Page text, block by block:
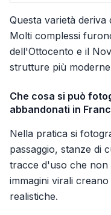
Questa varietà deriva
Molti complessi
dell'Ottocento e il
strutture più
Che cosa si può
abbandonati in
Nella pratica si
passaggio, stanze di
tracce d'uso che non
immagini virali
realistiche.